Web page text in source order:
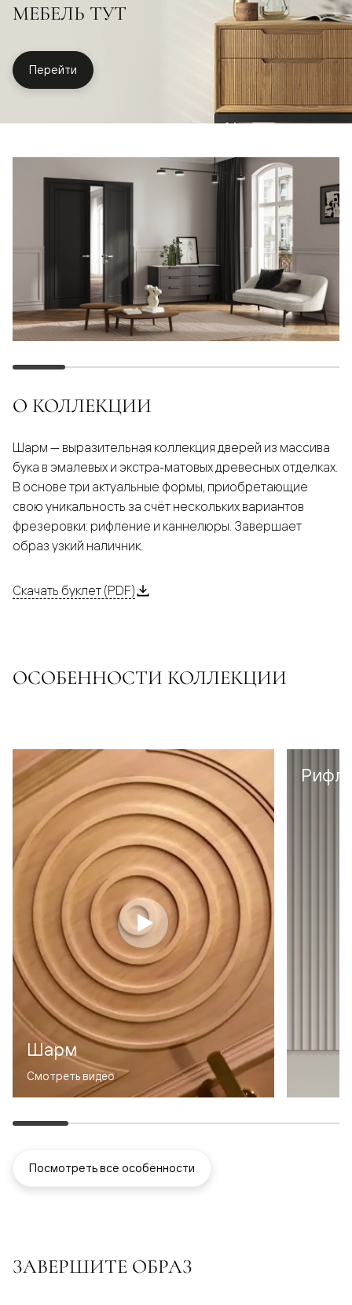
МЕБЕЛЬ ТУТ
Перейти
О КОЛЛЕКЦИИ
Шарм — выразительная коллекция дверей из массива
бука в эмалевых и экстра-матовых древесных отделках.
В основе три актуальные формы, приобретающие
свою уникальность за счёт нескольких вариантов
фрезеровки: рифление и каннелюры. Завершает
образ узкий наличник.
Скачать буклет (PDF)
ОСОБЕННОСТИ КОЛЛЕКЦИИ
Шарм
Смотреть видео
Посмотреть все особенности
ЗАВЕРШИТЕ ОБРАЗ